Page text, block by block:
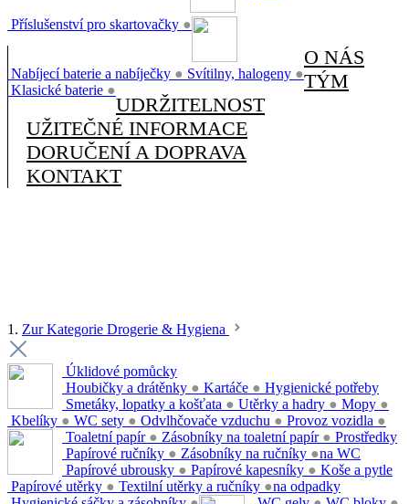
Příslušenství pro skartovačky ●
Nabíjecí baterie a nabíječky ● Svítilny, halogeny ●
Klasické baterie ●
O NÁS
TÝM
UDRŽITELNOST
UŽITEČNÉ INFORMACE
DORUČENÍ A DOPRAVA
KONTAKT
1. Zur Kategorie Drogerie & Hygiena
Úklidové pomůcky
Houbičky a drátěnky ● Kartáče ●
Smetáky, lopatky a košťata ● Utěrky a hadry ● Mopy ●
Kbelíky ● WC sety ● Odvlhčovače vzduchu ● Provoz vozidla ●
Hygienické potřeby
Toaletní papír ● Zásobníky na toaletní papír ●
Papírové ručníky ● Zásobníky na ručníky ●
Papírové ubrousky ● Papírové kapesníky ●
Papírové utěrky ● Textilní utěrky a ručníky ●
Prostředky
na WC
Koše a pytle
na odpadky